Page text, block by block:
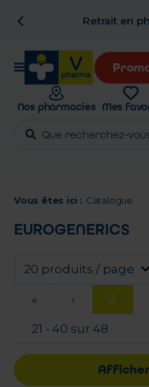
Retrait en
Nos pharmacies Mes
Vous êtes ici : Catalogue
EUROGENERICS
20 produits / page
« ‹ 2
21 - 40 sur 48